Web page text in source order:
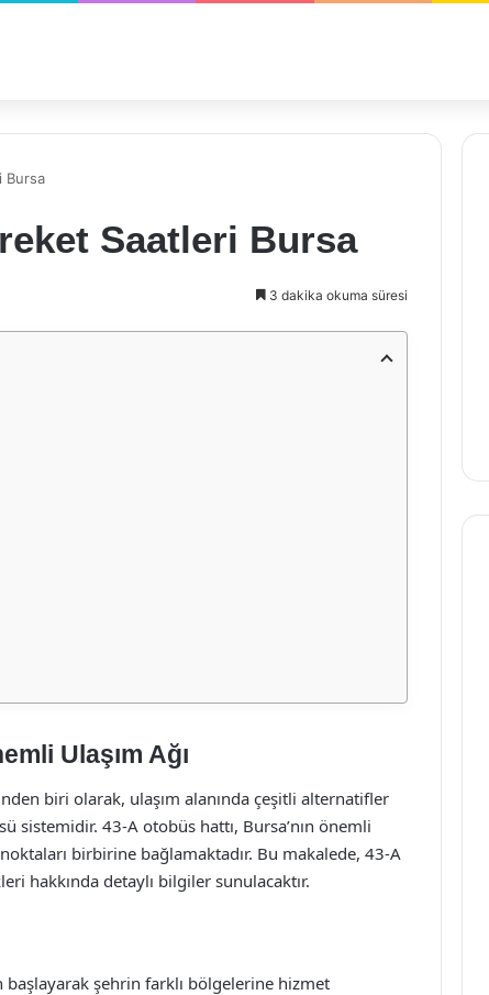
Bursa
Saatleri Bursa
3 dakika okuma süresi
Ulaşım Ağı
biri olarak, ulaşım alanında çeşitli alternatifler
sistemidir. 43-A otobüs hattı, Bursa’nın önemli
birbirine bağlamaktadır. Bu makalede, 43-A
hakkında detaylı bilgiler sunulacaktır.
başlayarak şehrin farklı bölgelerine hizmet